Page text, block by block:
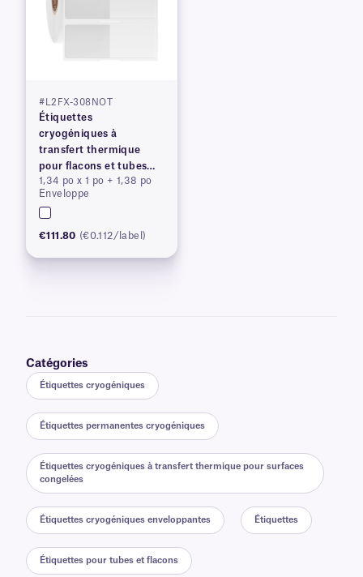
#L2FX-308NOT
Étiquettes
cryogéniques à
transfert thermique
pour flacons et tubes
congelés
1,34 po x 1 po + 1,38 po
Enveloppe
€111.80 (€0.112/label)
Catégories
Étiquettes cryogéniques
Étiquettes permanentes cryogéniques
Étiquettes cryogéniques à transfert thermique pour surfaces
congelées
Étiquettes cryogéniques enveloppantes Étiquettes
Étiquettes pour tubes et flacons